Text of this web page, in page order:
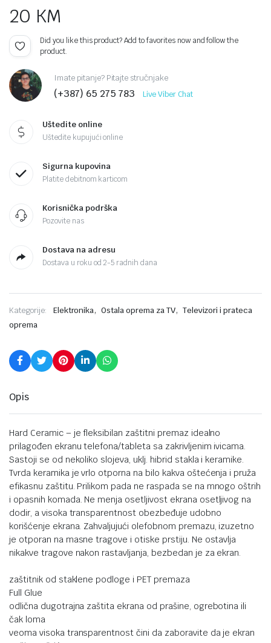
20 KM
Did you like this product? Add to favorites now and follow the
product.
Imate pitanje? Pitajte stručnjake
(+387) 65 275 783 Live Viber Chat
Uštedite online
Uštedite kupujući online
Sigurna kupovina
Platite debitnom karticom
Korisnička podrška
Pozovite nas
Dostava na adresu
Dostava u roku od 2-5 radnih dana
Kategorije: Elektronika, Ostala oprema za TV, Televizori i prateca
oprema
Opis
Hard Ceramic – je fleksibilan zaštitni premaz idealno
prilagođen ekranu telefona/tableta sa zakrivljenim ivicama.
Sastoji se od nekoliko slojeva, uklj. hibrid stakla i keramike.
Tvrda keramika je vrlo otporna na bilo kakva oštećenja i pruža
efikasnu zaštitu. Prilikom pada ne raspada se na mnogo oštrih
i opasnih komada. Ne menja osetljivost ekrana osetljivog na
dodir, a visoka transparentnost obezbeđuje udobno
korišćenje ekrana. Zahvaljujući olefobnom premazu, izuzetno
je otporan na masne tragove i otiske prstiju. Ne ostavlja
nikakve tragove nakon rastavljanja, bezbedan je za ekran.
zaštitnik od staklene podloge i PET premaza
Full Glue
odlična dugotrajna zaštita ekrana od prašine, ogrebotina ili
čak loma
veoma visoka transparentnost čini da zaboravite da je ekran